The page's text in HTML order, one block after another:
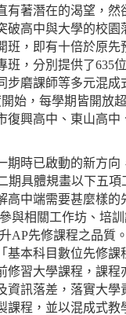
有著潛在的渴望，
破高中與大學的校
，即有十倍於原
，分別提供了635
步磨課師等多元混
始，每學期皆開放
復興高中、東山高
時已啟動的新方向
期具體規畫以下五項
中端需要甚麼樣的
與相關工作坊、培
AP先修課程之品質。
基本科目數位先修
修習大學課程，課
訊落差，落實大學
課程，並以混成式